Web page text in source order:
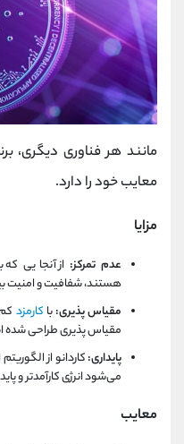
مانند هر فناوری دیگری،
معایب خود را دارد.
مزایا
عدم تمرکز: از آنجایی که
هستند، شفافیت و امنیت
مقیاس پذیری:با کارمزد
مقیاس پذیری طراحی شده
پایداری:کاردانو از
می‌شود انرژی کارآمدتر و
معایب